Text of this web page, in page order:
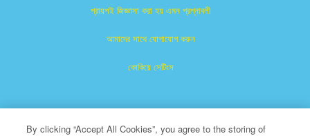
প্রায়শই জিজ্ঞাসা করা হয় এমন প্রশ্নাবলী
আমাদের সাথে যোগাযোগ করুন
কোকিয়ে সেটিংস
By clicking “Accept All Cookies”, you agree to the storing of